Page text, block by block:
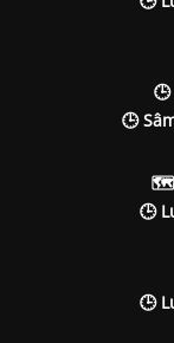
🕒
🗺
🕒
🕒